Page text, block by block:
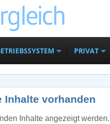
PRIVAT
Inhalte vorhanden
Inhalte angezeigt